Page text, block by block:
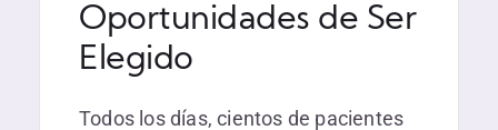
Oportunidades de Ser
Elegido
Todos los días, cientos de pacientes